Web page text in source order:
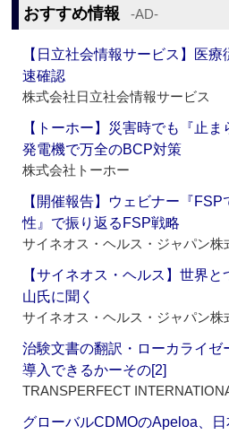
おすすめ情報 ‐AD‐
【日立社会情報サービス】医
速確認
株式会社日立社会情報サービス
【トーホー】災害時でも『止
発電機で万全のBCP対策
株式会社トーホー
【開催報告】ウェビナー『
性』で振り返るFSP戦略
サイネオス・ヘルス・ジャパン株
【サイネオス・ヘルス】世界
山氏に聞く
サイネオス・ヘルス・ジャパン株
治験文書の翻訳・ローカライゼ
導入できるかーその[2]
TRANSPERFECT
グローバルCDMOのApeloa、